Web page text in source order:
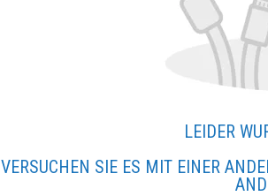
LEIDER
VERSUCHEN SIE ES MIT EINER